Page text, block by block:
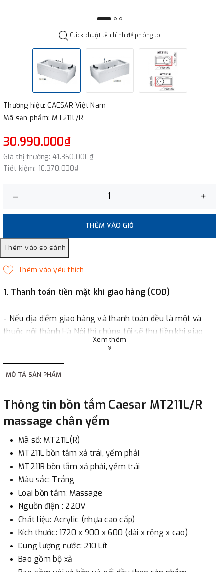
Click chuột lên hình để phóng to
Thương hiệu: CAESAR Việt Nam
Mã sản phẩm: MT211L/R
30.990.000₫
Giá thị trường: 41.360.000₫
Tiết kiệm: 10.370.000₫
– +
THÊM VÀO GIỎ
1. Thanh toán tiền mặt khi giao hàng (COD)
- Nếu địa điểm giao hàng và thanh toán đều là một và
thuộc nội thành Hà Nội thì chúng tôi sẽ thu tiền khi giao
hàng hoặc khách hàng đặt tiền trước một phần giá trị đơn
2. Thanh toán trực tiếp tại :
- Showroom Thanh Hương Địa chỉ : 23 phố Cát Linh,
phường Cát Linh, quận Đống Đa, Hà Nội.
3. Chuyển khoản qua ngân hàng
- Nếu địa điểm giao hàng khác với địa điểm thanh toán
hoặc với những đơn đặt hàng ngoài nội thành Hà Nội.
Chúng tôi sẽ thu tiền trước 100% giá trị hàng + phí vận
chuyển theo cước phí tính trong chính sách vận chuyển
bằng phương thức chuyển khoản trước khi giao hàng.
- Sau khi có thông tin xác thực đã chuyển tiền của quý
khách, chúng tôi sẽ thực hiện đơn hàng theo yêu cầu.
Xem thêm
MÔ TẢ SẢN PHẨM
Thông tin bồn tắm Caesar MT211L/R
massage chân yếm
Mã số: MT211L(R)
MT211L bồn tắm xả trái, yếm phải
MT211R bồn tắm xả phải, yếm trái
Màu sắc: Trắng
Loại bồn tắm: Massage
Nguồn điện : 220V
Chất liệu: Acrylic (nhựa cao cấp)
Kích thước: 1720 x 900 x 600 (dài x rộng x cao)
Dung lượng nước: 210 Lít
Bao gồm bộ xả